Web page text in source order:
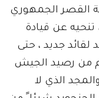
القصر الجمهوري
تنحيه عن قيادة
جديد ، حتى
من رصيد الجيش
الذي لا